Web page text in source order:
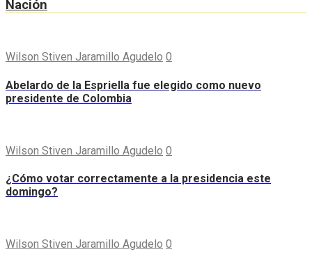
Nación
Wilson Stiven Jaramillo Agudelo 0
Abelardo de la Espriella fue elegido como nuevo
presidente de Colombia
Wilson Stiven Jaramillo Agudelo 0
¿Cómo votar correctamente a la presidencia este
domingo?
Wilson Stiven Jaramillo Agudelo 0